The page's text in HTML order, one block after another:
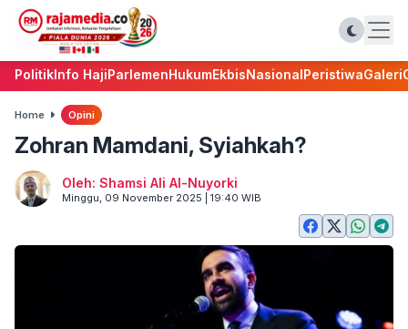
PolitikInfo HajiParlemenHukumEkbisNasionalPeristiwaGaleri
Home Opini
Zohran Mamdani, Syiahkah?
Oleh: Shamsi Ali Al-Nuyorki
Minggu, 09 November 2025 | 19:40 WIB